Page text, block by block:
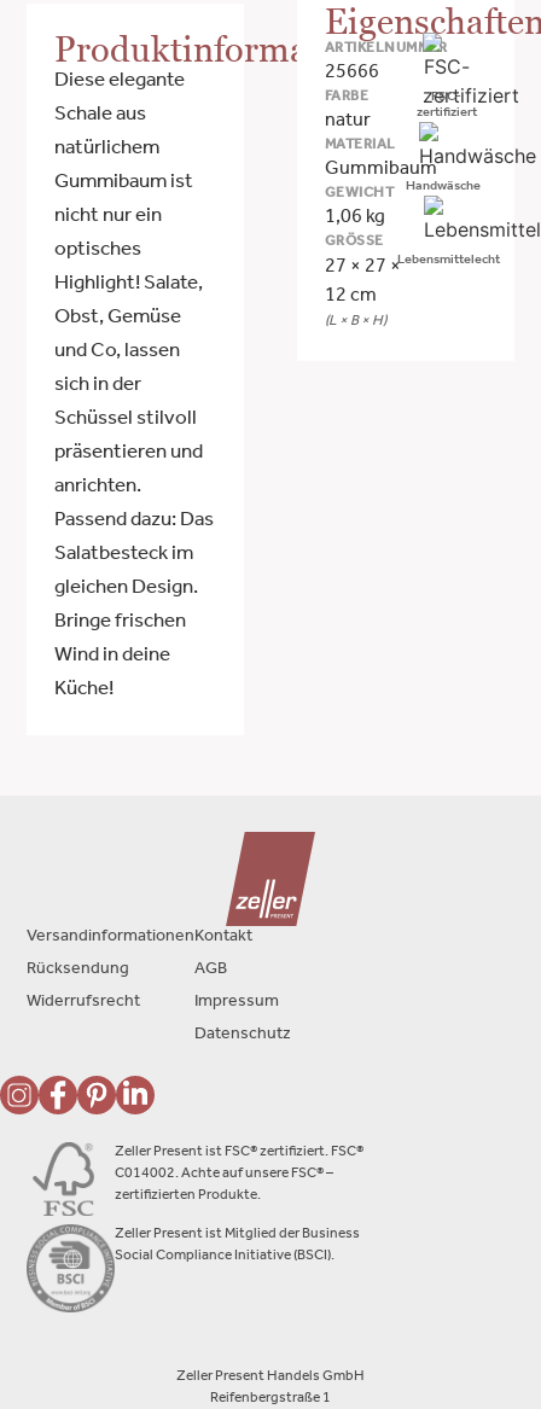
Produktinformationen
Diese elegante
Schale aus
natürlichem
Gummibaum ist
nicht nur ein
optisches
Highlight! Salate,
Obst, Gemüse
und Co, lassen
sich in der
Schüssel stilvoll
präsentieren und
anrichten.
Passend dazu: Das
Salatbesteck im
gleichen Design.
Bringe frischen
Wind in deine
Küche!
ARTIKELNUMMER
25666
FARBE
natur
MATERIAL
Gummibaum
GEWICHT
1,06 kg
GRÖSSE
27 × 27 ×
12 cm
(L × B × H)
FSC-
zertifiziert
Handwäsche
Lebensmittelecht
Zeller Present ist FSC® zertifiziert. FSC®
C014002. Achte auf unsere FSC® –
zertifizierten Produkte.
Zeller Present ist Mitglied der Business
Social Compliance Initiative (BSCI).
Zeller Present Handels GmbH
Reifenbergstraße 1
Versandinformationen
Rücksendung
Widerrufsrecht
Kontakt
AGB
Impressum
Datenschutz